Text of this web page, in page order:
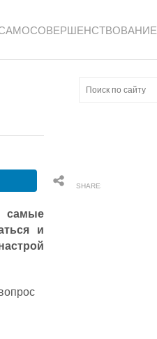
SHARES
самые
и